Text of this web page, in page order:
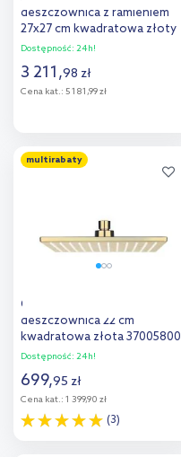
deszczownica z ramieniem
27x27 cm kwadratowa złoty
optyczny szczotkowany
Dostępność: 24h!
3 211,98 zł
Cena kat.: 5 181,99 zł
Dodaj do
multirabaty
Oltens Atran (S)
deszczownica 22 cm
kwadratowa złota 37005800
Dostępność: 24h!
699,95 zł
Cena kat.: 1 399,90 zł
(3)